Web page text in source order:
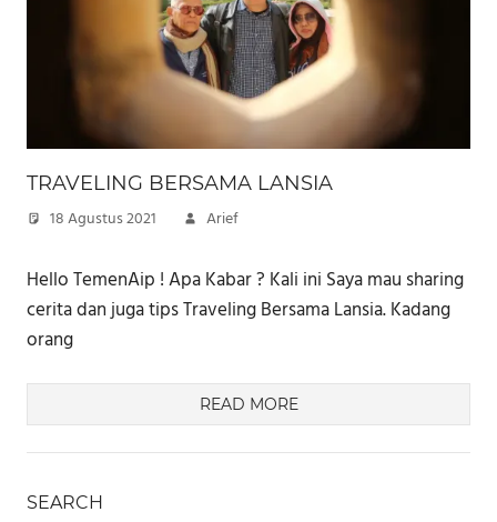
TRAVELING BERSAMA LANSIA
18 Agustus 2021 Arief
Hello TemenAip ! Apa Kabar ? Kali ini Saya mau sharing
cerita dan juga tips Traveling Bersama Lansia. Kadang
orang
READ MORE
SEARCH